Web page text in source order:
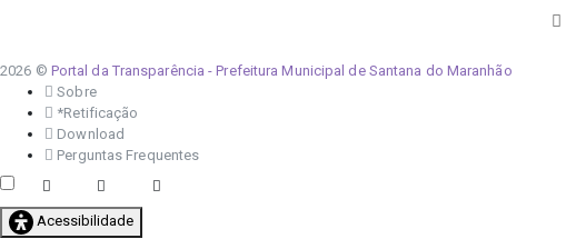
2026 © Portal da Transparência - Prefeitura Municipal de Santana do Maranhão
Sobre
*Retificação
Download
Perguntas Frequentes
Acessibilidade